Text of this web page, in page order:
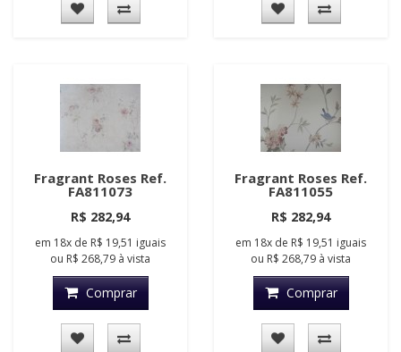
Fragrant Roses Ref.
FA811073
R$ 282,94
em 18x de R$ 19,51 iguais
ou R$ 268,79 à vista
Comprar
Fragrant Roses Ref.
FA811055
R$ 282,94
em 18x de R$ 19,51 iguais
ou R$ 268,79 à vista
Comprar